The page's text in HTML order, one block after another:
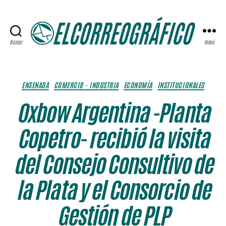
Buscar Menú
Categorías
ENSENADA COMERCIO - INDUSTRIA ECONOMÍA INSTITUCIONALES
Oxbow Argentina -Planta
Copetro- recibió la visita
del Consejo Consultivo de
la Plata y el Consorcio de
Gestión de PLP